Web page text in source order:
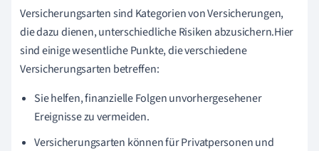
Versicherungsarten sind Kategorien von Versicherungen,
die dazu dienen, unterschiedliche Risiken abzusichern.Hier
sind einige wesentliche Punkte, die verschiedene
Versicherungsarten betreffen:
Sie helfen, finanzielle Folgen unvorhergesehener
Ereignisse zu vermeiden.
Versicherungsarten können für Privatpersonen und